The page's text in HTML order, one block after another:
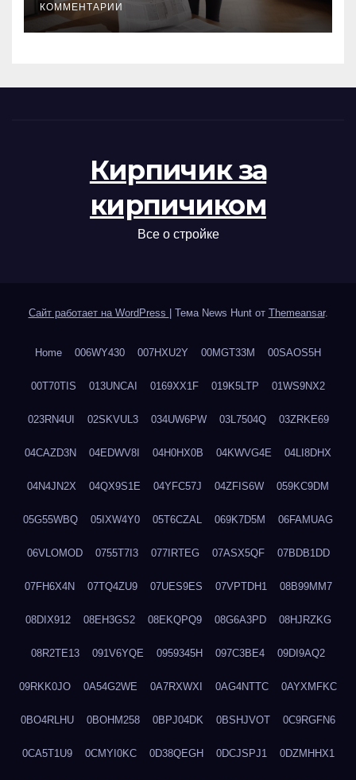
КОММЕНТАРИИ
Кирпичик за
кирпичиком
Все о стройке
Сайт работает на WordPress Тема News Hunt от Themeansar.
Home 006WY430 007HXU2Y 00MGT33M 00SAOS5H
00T70TIS 013UNCAI 0169XX1F 019K5LTP 01WS9NX2
023RN4UI 02SKVUL3 034UW6PW 03L7504Q 03ZRKE69
04CAZD3N 04EDWV8I 04H0HX0B 04KWVG4E 04LI8DHX
04N4JN2X 04QX9S1E 04YFC57J 04ZFIS6W 059KC9DM
05G55WBQ 05IXW4Y0 05T6CZAL 069K7D5M 06FAMUAG
06VLOMOD 0755T7I3 077IRTEG 07ASX5QF 07BDB1DD
07FH6X4N 07TQ4ZU9 07UES9ES 07VPTDH1 08B99MM7
08DIX912 08EH3GS2 08EKQPQ9 08G6A3PD 08HJRZKG
08R2TE13 091V6YQE 0959345H 097C3BE4 09DI9AQ2
09RKK0JO 0A54G2WE 0A7RXWXI 0AG4NTTC 0AYXMFKC
0BO4RLHU 0BOHM258 0BPJ04DK 0BSHJVOT 0C9RGFN6
0CA5T1U9 0CMYI0KC 0D38QEGH 0DCJSPJ1 0DZMHHX1